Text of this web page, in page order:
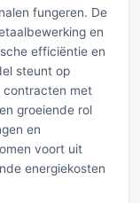
fungeren. De
en
efficiëntie en
steunt op
contracten met
groeiende rol
en
voort uit
energiekosten